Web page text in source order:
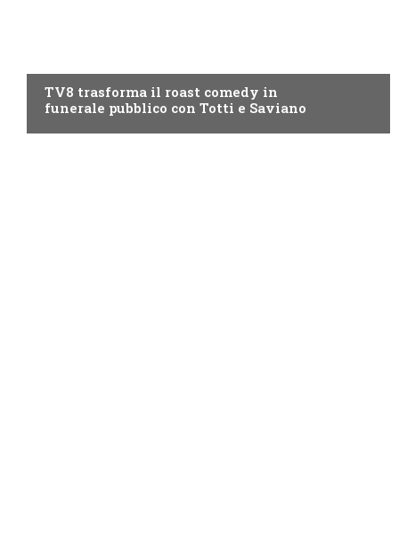
TV8 trasforma il roast comedy in
funerale pubblico con Totti e Saviano